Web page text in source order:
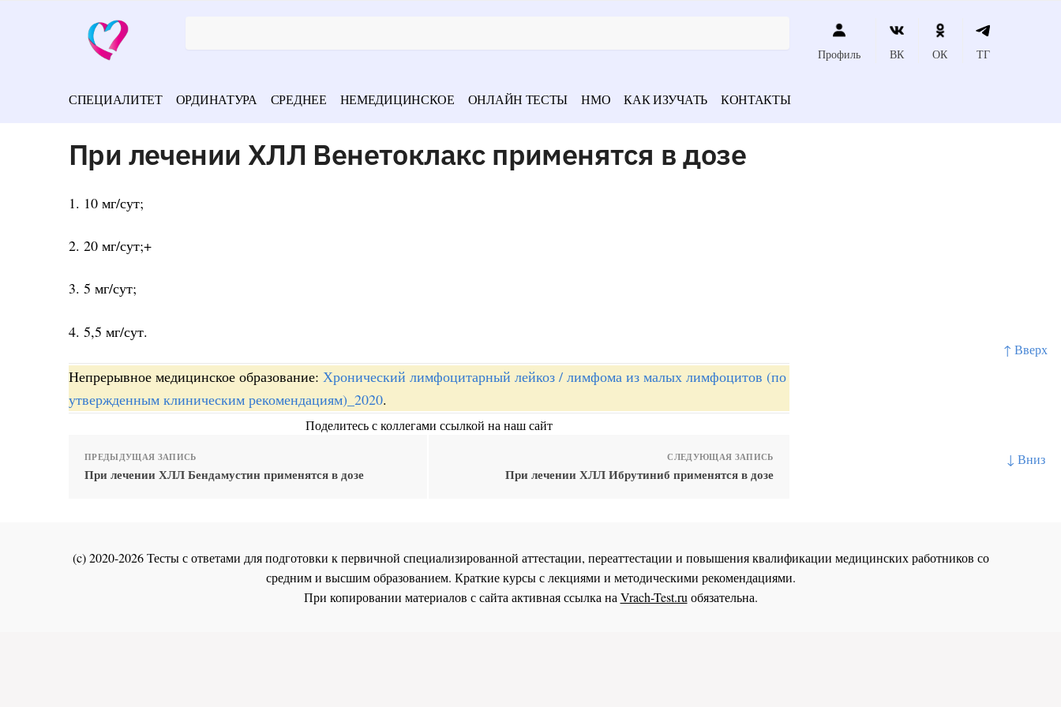
↑ Вверх
↓ Вниз
Профиль ВК ОК ТГ
СПЕЦИАЛИТЕТ ОРДИНАТУРА СРЕДНЕЕ НЕМЕДИЦИНСКОЕ ОНЛАЙН ТЕСТЫ НМО КАК ИЗУЧАТЬ КОНТАКТЫ
При лечении ХЛЛ Венетоклакс применятся в дозе
1. 10 мг/сут;
2. 20 мг/сут;+
3. 5 мг/сут;
4. 5,5 мг/сут.
Непрерывное медицинское образование: Хронический лимфоцитарный лейкоз / лимфома из малых лимфоцитов (по
утвержденным клиническим рекомендациям)_2020.
Поделитесь с коллегами ссылкой на наш сайт
ПРЕДЫДУЩАЯ ЗАПИСЬ
При лечении ХЛЛ Бендамустин применятся в дозе
СЛЕДУЮЩАЯ ЗАПИСЬ
При лечении ХЛЛ Ибрутиниб применятся в дозе
(c) 2020-2026 Тесты с ответами для подготовки к первичной специализированной аттестации, переаттестации и повышения квалификации медицинских работников со
средним и высшим образованием. Краткие курсы с лекциями и методическими рекомендациями.
При копировании материалов с сайта активная ссылка наVrach-Test.ruобязательна.